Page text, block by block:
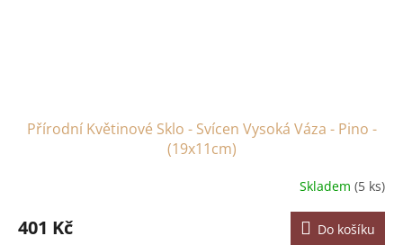
Přírodní Květinové Sklo - Svícen Vysoká Váza - Pino -
(19x11cm)
Skladem (5 ks)
401 Kč Do košíku